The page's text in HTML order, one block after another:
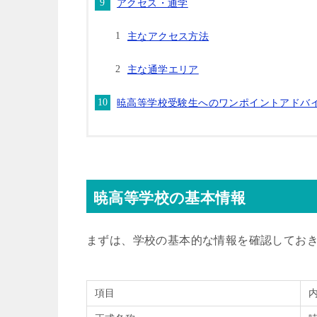
アクセス・通学
主なアクセス方法
主な通学エリア
暁高等学校受験生へのワンポイントアドバ
暁高等学校の基本情報
まずは、学校の基本的な情報を確認してお
項目